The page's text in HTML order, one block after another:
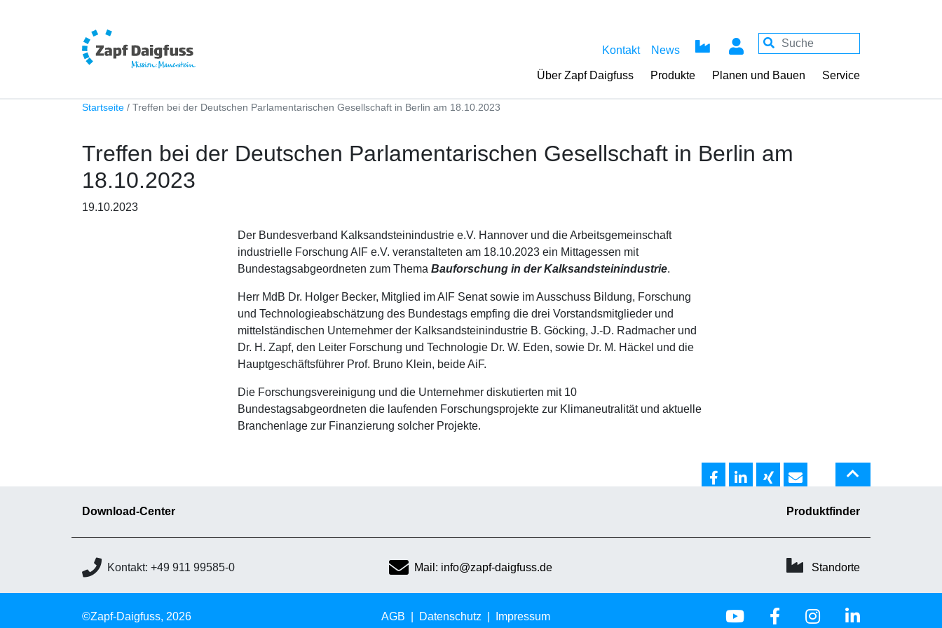
Kontakt News
Über Zapf Daigfuss Produkte Planen und Bauen Service
Startseite Treffen bei der Deutschen Parlamentarischen Gesellschaft in Berlin am 18.10.2023
Treffen bei der Deutschen Parlamentarischen Gesellschaft in Berlin am
18.10.2023
19.10.2023
Der Bundesverband Kalksandsteinindustrie e.V. Hannover und die Arbeitsgemeinschaft
industrielle Forschung AIF e.V. veranstalteten am 18.10.2023 ein Mittagessen mit
Bundestagsabgeordneten zum Thema Bauforschung in der Kalksandsteinindustrie.
Herr MdB Dr. Holger Becker, Mitglied im AIF Senat sowie im Ausschuss Bildung, Forschung
und Technologieabschätzung des Bundestags empfing die drei Vorstandsmitglieder und
mittelständischen Unternehmer der Kalksandsteinindustrie B. Göcking, J.-D. Radmacher und
Dr. H. Zapf, den Leiter Forschung und Technologie Dr. W. Eden, sowie Dr. M. Häckel und die
Hauptgeschäftsführer Prof. Bruno Klein, beide AiF.
Die Forschungsvereinigung und die Unternehmer diskutierten mit 10
Bundestagsabgeordneten die laufenden Forschungsprojekte zur Klimaneutralität und aktuelle
Branchenlage zur Finanzierung solcher Projekte.
Download-Center Produktfinder
Kontakt: +49 911 99585-0 Mail: info@zapf-daigfuss.de Standorte
©Zapf-Daigfuss, 2026 AGB Datenschutz Impressum